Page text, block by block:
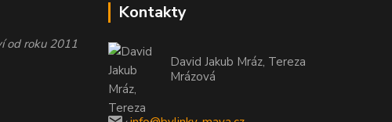
od roku 2011
Kontakty
David Jakub Mráz, Tereza
Mrázová